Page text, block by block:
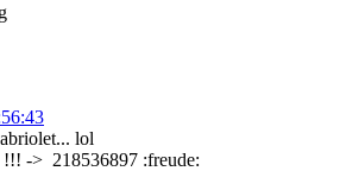
lol
-> 218536897 :freude: